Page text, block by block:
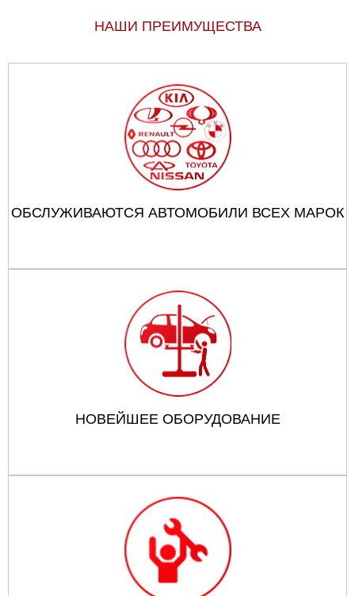
НАШИ ПРЕИМУЩЕСТВА
ОБСЛУЖИВАЮТСЯ АВТОМОБИЛИ ВСЕХ МАРОК
НОВЕЙШЕЕ ОБОРУДОВАНИЕ